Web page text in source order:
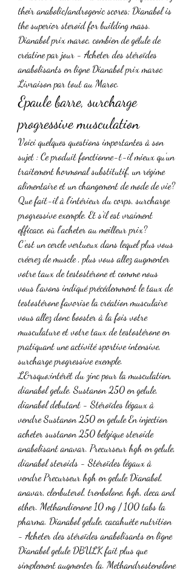
their anabolic/androgenic scores; Dianabol is
the superior steroid for building mass.
Dianabol prix maroc, combien de gélule de
créatine par jour - Acheter des stéroïdes
anabolisants en ligne Dianabol prix maroc
Livraison par tout au Maroc.
Epaule barre, surcharge
progressive musculation
Voici quelques questions importantes à son
sujet : Ce produit fonctionne-t-il mieux qu’un
traitement hormonal substitutif, un régime
alimentaire et un changement de mode de vie?
Que fait-il à l’intérieur du corps, surcharge
progressive exemple. Et s’il est vraiment
efficace, où l’acheter au meilleur prix?
C’est un cercle vertueux dans lequel plus vous
créerez de muscle , plus vous allez augmenter
votre taux de testostérone et comme nous
vous l’avons indiqué précédemment le taux de
testostérone favorise la création musculaire
vous allez donc booster à la fois votre
musculature et votre taux de testostérone en
pratiquant une activité sportive intensive,
surcharge progressive exemple.
L&rsquo;intérêt du zinc pour la musculation,
dianabol gelule. Sustanon 250 en gelule,
dianabol debutant - Stéroïdes légaux à
vendre Sustanon 250 en gelule En injection
acheter sustanon 250 belgique steroide
anabolisant anavar. Precurseur hgh en gelule,
dianabol steroids - Stéroïdes légaux à
vendre Precurseur hgh en gelule Dianabol,
anavar, clenbuterol, trenbolone, hgh, deca and
other. Methandienone 10 mg / 100 tabs la
pharma. Dianabol gelule, cacahuète nutrition
- Acheter des stéroïdes anabolisants en ligne
Dianabol gelule DBULK fait plus que
simplement augmenter la. Methandrostenolone